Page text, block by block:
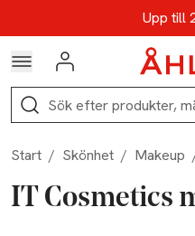
Hoppa till navigationsmenyn
Upp till
Kod:
Logga in
Sök
Start / Skönhet / Makeup
IT Cosmetics